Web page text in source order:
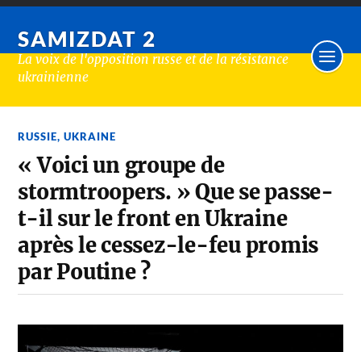
SAMIZDAT 2
La voix de l'opposition russe et de la résistance
ukrainienne
RUSSIE,UKRAINE
« Voici un groupe de
stormtroopers. » Que se passe-
t-il sur le front en Ukraine
après le cessez-le-feu promis
par Poutine ?